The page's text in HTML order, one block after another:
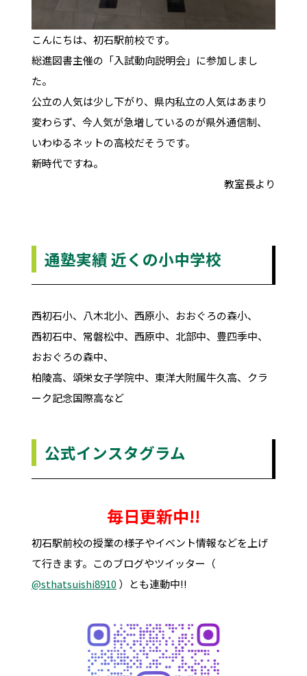
こんにちは、初石駅前校です。
総進図書主催の「入試動向説明会」に参加しまし
た。
公立の人気は少し下がり、県内私立の人気はあまり
変わらず、今人気が急増しているのが県外通信制、
いわゆるネットの高校だそうです。
新時代ですね。
教室長より
通塾実績 近くの小中学校
西初石小、八木北小、西原小、おおぐろの森小、
西初石中、常磐松中、西原中、北部中、豊四季中、
おおぐろの森中、
柏陵高、頌栄女子学院中、東洋大附属牛久高、クラ
ーク記念国際高など
公式インスタグラム
毎日更新中!!
初石駅前校の授業の様子やイベント情報などを上げ
て行きます。このブログやツイッター（
@sthatsuishi8910 ）とも連動中!!